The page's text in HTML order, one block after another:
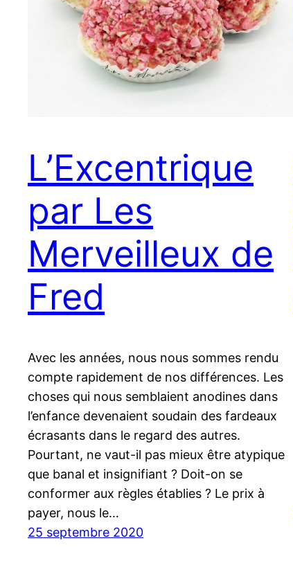
L’Excentrique
par Les
Merveilleux de
Fred
Avec les années, nous nous sommes rendu
compte rapidement de nos différences. Les
choses qui nous semblaient anodines dans
l’enfance devenaient soudain des fardeaux
écrasants dans le regard des autres.
Pourtant, ne vaut-il pas mieux être atypique
que banal et insignifiant ? Doit-on se
conformer aux règles établies ? Le prix à
payer, nous le…
25 septembre 2020